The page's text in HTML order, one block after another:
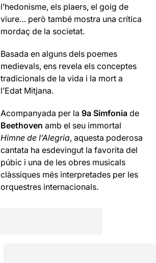
l’hedonisme, els plaers, el goig de
viure… però també mostra una crítica
mordaç de la societat.
Basada en alguns dels poemes
medievals, ens revela els conceptes
tradicionals de la vida i la mort a
l’Edat Mitjana.
Acompanyada per la 9a Simfonia de
Beethoven amb el seu immortal
Himne de l’Alegria, aquesta poderosa
cantata ha esdevingut la favorita del
púbic i una de les obres musicals
clàssiques més interpretades per les
orquestres internacionals.